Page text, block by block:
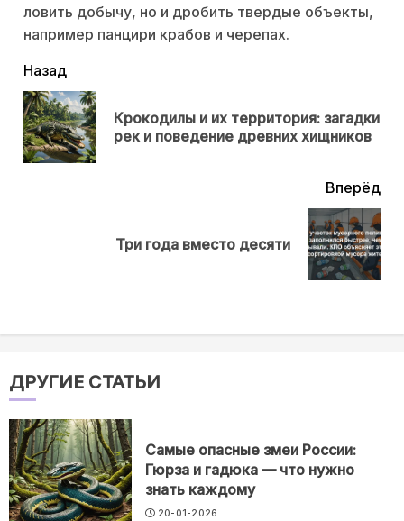
ловить добычу, но и дробить твердые объекты,
например панцири крабов и черепах.
читать
еще
Назад
Крокодилы и их территория: загадки
рек и поведение древних хищников
Вперёд
Три года вместо десяти
ДРУГИЕ СТАТЬИ
Самые опасные змеи России:
Гюрза и гадюка — что нужно
знать каждому
20-01-2026